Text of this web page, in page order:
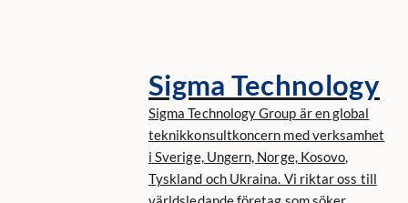
Sigma Technology
Sigma Technology Group är en global
teknikkonsultkoncern med verksamhet
i Sverige, Ungern, Norge, Kosovo,
Tyskland och Ukraina. Vi riktar oss till